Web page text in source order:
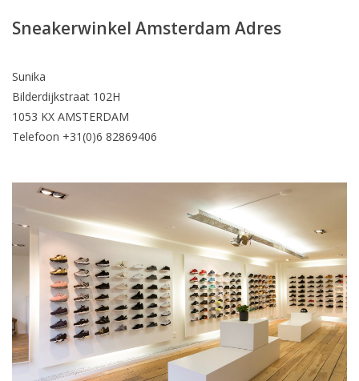
Sneakerwinkel Amsterdam Adres
Sunika
Bilderdijkstraat 102H
1053 KX AMSTERDAM
Telefoon +31(0)6 82869406